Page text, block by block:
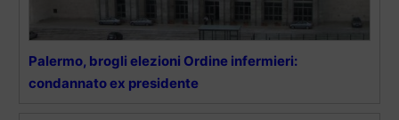
Palermo, brogli elezioni Ordine infermieri:
condannato ex presidente